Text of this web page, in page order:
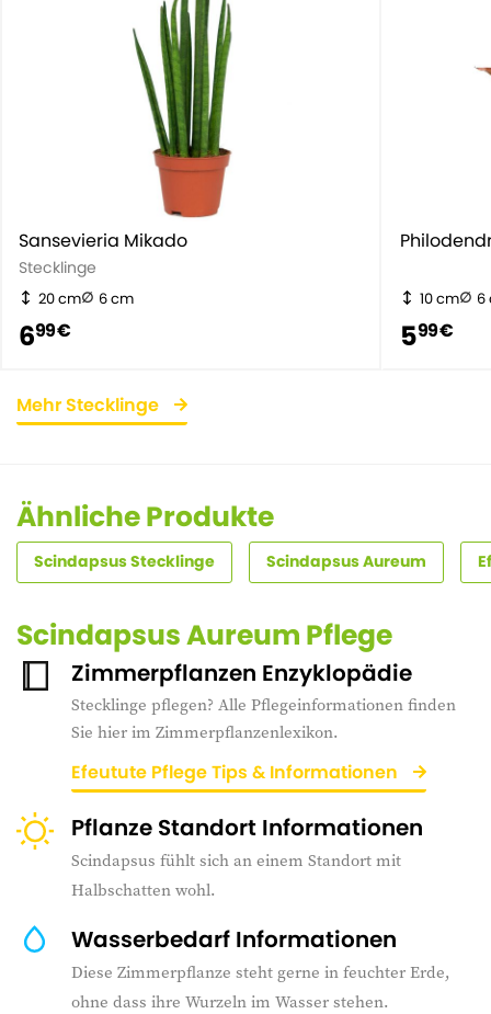
Sansevieria Mikado
Stecklinge
20 cm 6 cm
699 €
10 cm 6
599 €
Mehr Stecklinge
Ähnliche Produkte
Scindapsus Stecklinge Scindapsus Aureum
Scindapsus Aureum Pflege
Zimmerpflanzen Enzyklopädie
Stecklinge pflegen? Alle Pflegeinformationen finden
Sie hier im Zimmerpflanzenlexikon.
Efeutute Pflege Tips & Informationen
Pflanze Standort Informationen
Scindapsus fühlt sich an einem Standort mit
Halbschatten wohl.
Wasserbedarf Informationen
Diese Zimmerpflanze steht gerne in feuchter Erde,
ohne dass ihre Wurzeln im Wasser stehen.